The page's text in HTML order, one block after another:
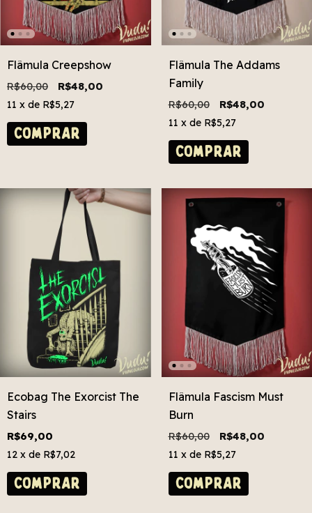
Flâmula Creepshow
R$60,00 R$48,00
11 x de R$5,27
COMPRAR
Flâmula The Addams
Family
R$60,00 R$48,00
11 x de R$5,27
COMPRAR
Ecobag The Exorcist The
Stairs
R$69,00
12 x de R$7,02
Flâmula Fascism Must
Burn
R$60,00 R$48,00
11 x de R$5,27
COMPRAR